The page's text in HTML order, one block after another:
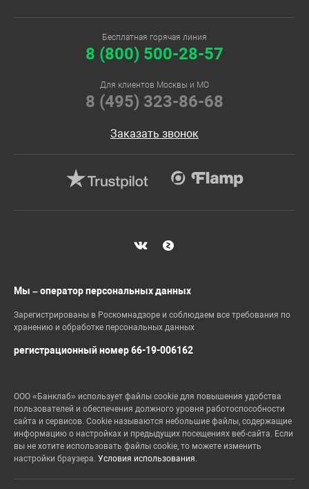
Бесплатная горячая линия
8 (800) 500-28-57
Для клиентов Москвы и МО
8 (495) 323-86-68
Заказать звонок
Мы – оператор персональных данных
Зарегистрированы в Роскомнадзоре и соблюдаем все требования по
хранению и обработке персональных данных
регистрационный номер 66-19-006162
ООО «Банклаб» использует файлы cookie для повышения удобства
пользователей и обеспечения должного уровня работоспособности
сайта и сервисов. Cookie называются небольшие файлы, содержащие
информацию о настройках и предыдущих посещениях веб-сайта. Если
вы не хотите использовать файлы cookie, то можете изменить
настройки браузера. Условия использования.